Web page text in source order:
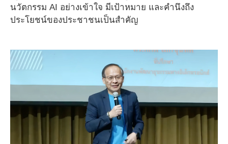
นวัตกรรม AI อย่างเข้าใจ มีเป้าหมาย และคำนึงถึง
ประโยชน์ของประชาชนเป็นสำคัญ